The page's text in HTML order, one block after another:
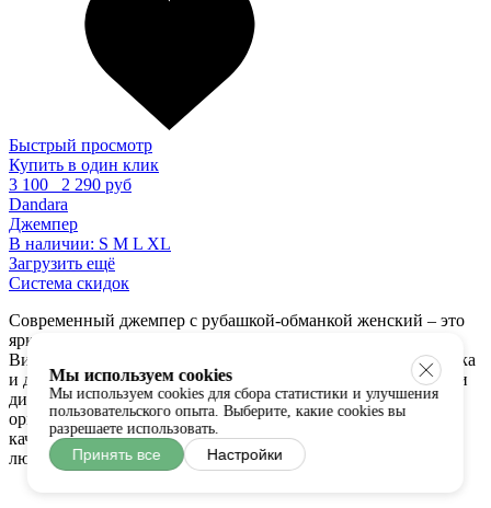
Быстрый просмотр
Купить в один клик
3 100
2 290 руб
Dandara
Джемпер
В наличии: S M L XL
Загрузить ещё
Система скидок
Современный джемпер с рубашкой-обманкой женский – это
яркий предмет одежды, выполняющий несколько функций.
Визуально он выглядит как два отдельных предмета: рубашка
и джемпер – можно купить модели разного стиля, с разными
дизайнерскими решениями. В интернет-магазине Fabzone
оригинальные европейские модели джемперов высокого
качества по доступной стоимости, а доставка возможна в
любой город России.
Мы используем cookies
Мы используем cookies для сбора статистики и улучшения
пользовательского опыта. Выберите, какие cookies вы
разрешаете использовать.
Принять все Настройки